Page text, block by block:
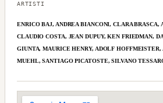
ARTISTI
ENRICO BAJ, ANDREA BIANCONI, CLARA BRASCA,
CLAUDIO COSTA, JEAN DUPUY, KEN FRIEDMAN,
GIUNTA, MAURICE HENRY, ADOLF
MUEHL, SANTIAGO PICATOSTE, SILVANO